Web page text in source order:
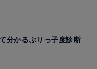
分かるぶりっ子度診断